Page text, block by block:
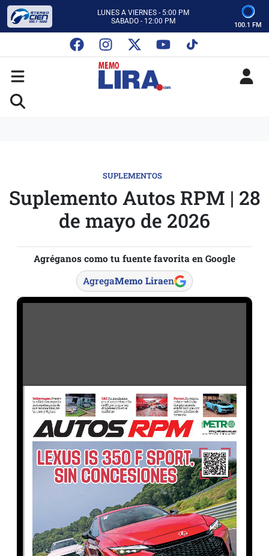
LUNES A VIERNES - 5:00 PM
SABADO - 12:00 PM
CON MEMO LIRA Y SU EQUIPO
LUNES A VIERNES - 5:00 PM
SABADO - 12:00 PM
100.1 FM
SUPLEMENTOS
Suplemento Autos RPM | 28
de mayo de 2026
Agréganos como tu fuente favorita en Google
AgregaMemo Liraen